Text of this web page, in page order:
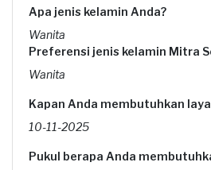
Apa jenis kelamin Anda?
Wanita
Preferensi jenis kelamin Mitra
Wanita
Kapan Anda membutuhkan
10-11-2025
Pukul berapa Anda